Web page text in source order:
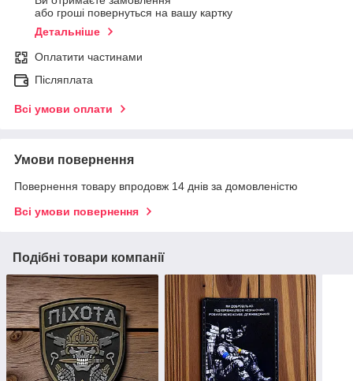
або гроші повернуться на вашу картку
Детальніше
Оплатити частинами
Післяплата
Всі умови оплати
Умови повернення
Повернення товару впродовж 14 днів за домовленістю
Всі умови повернення
Подібні товари компанії